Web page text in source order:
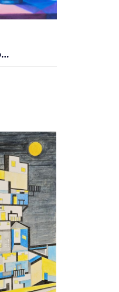
Barevné květinové zátiší s violoncellem